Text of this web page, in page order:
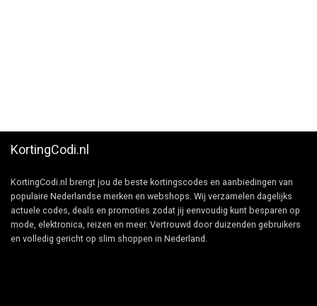
KortingCodi.nl
KortingCodi.nl brengt jou de beste kortingscodes en aanbiedingen van
populaire Nederlandse merken en webshops. Wij verzamelen dagelijks
actuele codes, deals en promoties zodat jij eenvoudig kunt besparen op
mode, elektronica, reizen en meer. Vertrouwd door duizenden gebruikers
en volledig gericht op slim shoppen in Nederland.